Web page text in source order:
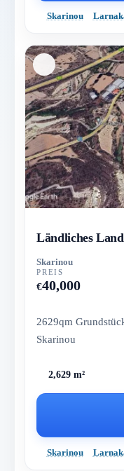
Skarinou
Ländliches
Skarinou
PREIS
€40,000
2629qm
Skarinou
2,629 m²
Skarinou